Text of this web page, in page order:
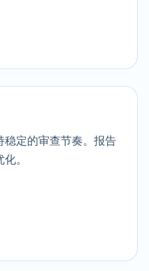
定的审查节奏。报告
。